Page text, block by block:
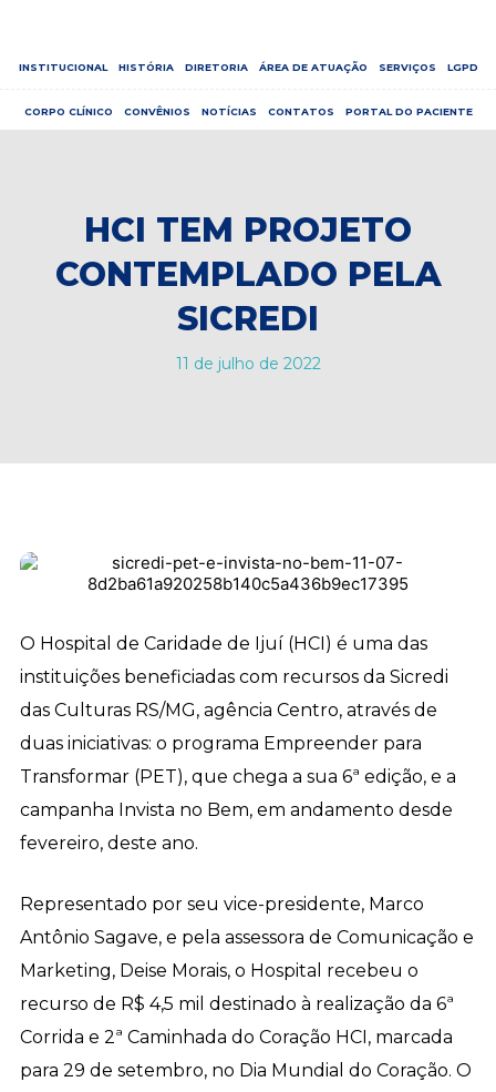
INSTITUCIONAL HISTÓRIA DIRETORIA ÁREA DE ATUAÇÃO SERVIÇOS LGPD
CORPO CLÍNICO CONVÊNIOS NOTÍCIAS CONTATOS PORTAL DO PACIENTE
HCI TEM PROJETO
CONTEMPLADO PELA
SICREDI
11 de julho de 2022
O Hospital de Caridade de Ijuí (HCI) é uma das
instituições beneficiadas com recursos da Sicredi
das Culturas RS/MG, agência Centro, através de
duas iniciativas: o programa Empreender para
Transformar (PET), que chega a sua 6ª edição, e a
campanha Invista no Bem, em andamento desde
fevereiro, deste ano.
Representado por seu vice-presidente, Marco
Antônio Sagave, e pela assessora de Comunicação e
Marketing, Deise Morais, o Hospital recebeu o
recurso de R$ 4,5 mil destinado à realização da 6ª
Corrida e 2ª Caminhada do Coração HCI, marcada
para 29 de setembro, no Dia Mundial do Coração. O